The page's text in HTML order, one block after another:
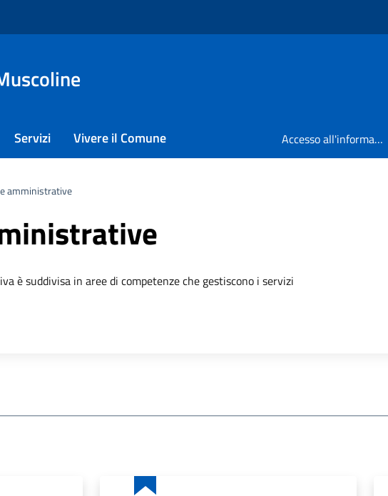
Servizi Vivere il Comune Accesso all'informazione
amministrative
è suddivisa in aree di competenze che gestiscono i servizi